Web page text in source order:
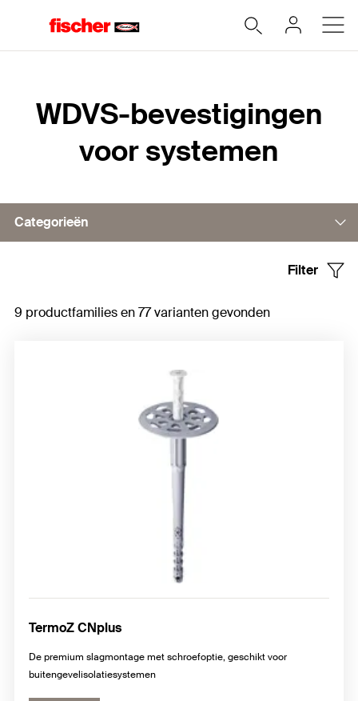
WDVS-bevestigingen
voor systemen
Categorieën
Schroefplug voor massieve en holle bouwmaterialen
Filter
9 productfamilies en 77 varianten gevonden
TermoZ CNplus
De premium slagmontage met schroefoptie, geschikt voor
buitengevelisolatiesystemen